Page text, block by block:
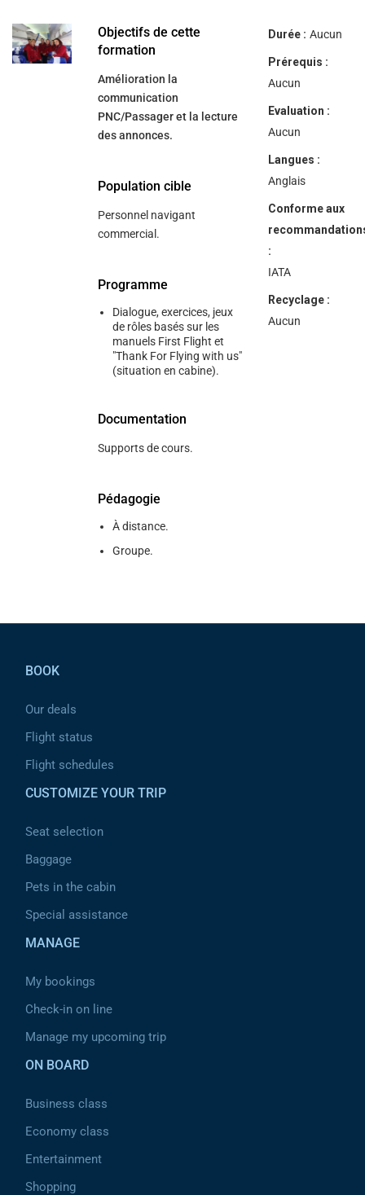
navigate
and
interact
Objectifs de cette
formation
Amélioration la
communication
PNC/Passager et la lecture
des annonces.
Population cible
Personnel navigant
commercial.
Programme
Dialogue, exercices, jeux
de rôles basés sur les
manuels First Flight et
"Thank For Flying with us"
(situation en cabine).
Documentation
Supports de cours.
Pédagogie
À distance.
Groupe.
Durée : Aucun
Prérequis :
Aucun
Evaluation :
Aucun
Langues :
Anglais
Conforme aux
:
IATA
Recyclage :
Aucun
BOOK
Our deals
Flight status
Flight schedules
CUSTOMIZE YOUR TRIP
Seat selection
Baggage
Pets in the cabin
Special assistance
MANAGE
My bookings
Check-in on line
Manage my upcoming trip
ON BOARD
Business class
Economy class
Entertainment
Shopping